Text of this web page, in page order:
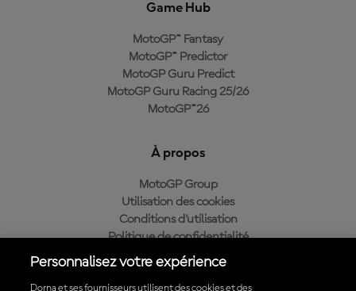
Game Hub
MotoGP™ Fantasy
MotoGP™ Predictor
MotoGP Guru Predict
MotoGP Guru Racing 25/26
MotoGP™26
À propos
MotoGP Group
Utilisation des cookies
Conditions d'utilisation
Politique de confidentialité
Politique d’achat
Personnalisez votre expérience
Dorna et ses fournisseurs utilisent des cookies et des